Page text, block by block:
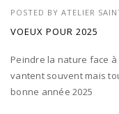
POSTED BY ATELIER
VOEUX POUR 2025
Peindre la nature face
vantent souvent mais
bonne année 2025